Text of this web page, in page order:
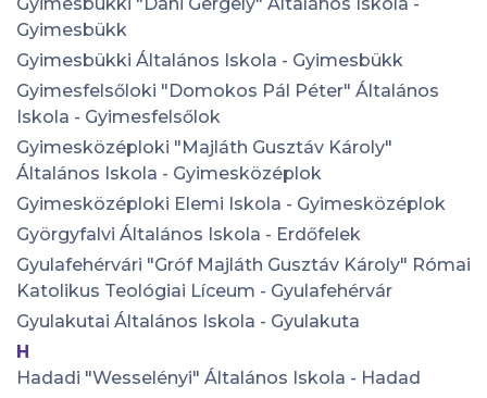
Gyimesbükk
Gyimesbükki Általános Iskola - Gyimesbükk
Gyimesfelsőloki "Domokos Pál Péter" Általános
Iskola - Gyimesfelsőlok
Gyimesközéploki "Majláth Gusztáv Károly"
Általános Iskola - Gyimesközéplok
Gyimesközéploki Elemi Iskola - Gyimesközéplok
Györgyfalvi Általános Iskola - Erdőfelek
Gyulafehérvári "Gróf Majláth Gusztáv Károly" Római
Katolikus Teológiai Líceum - Gyulafehérvár
Gyulakutai Általános Iskola - Gyulakuta
H
Hadadi "Wesselényi" Általános Iskola - Hadad